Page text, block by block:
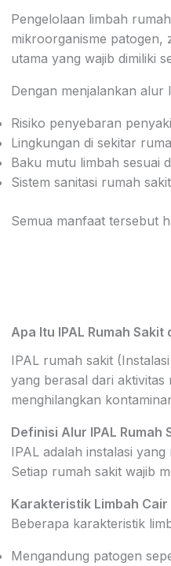
Pengelolaan limbah
mikroorganisme patogen,
utama yang wajib dimiliki
Dengan menjalankan alur
Risiko penyebaran
Lingkungan di sekitar
Baku mutu limbah sesuai
Sistem sanitasi rumah
Semua manfaat tersebut
Apa Itu IPAL Rumah
IPAL rumah sakit
yang berasal dari aktivitas
menghilangkan
Definisi Alur IPAL Rumah
IPAL adalah instalasi
Setiap rumah sakit wajib
Karakteristik Limbah Cair
Beberapa karakteristik
Mengandung patogen